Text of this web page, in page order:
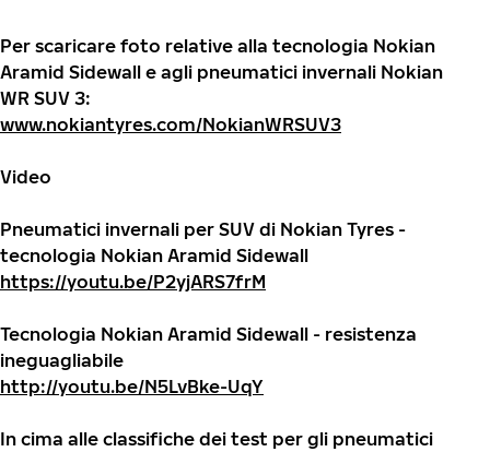
Per scaricare foto relative alla tecnologia Nokian
Aramid Sidewall e agli pneumatici invernali Nokian
WR SUV 3:
www.nokiantyres.com/NokianWRSUV3
Video
Pneumatici invernali per SUV di Nokian Tyres -
tecnologia Nokian Aramid Sidewall
https://youtu.be/P2yjARS7frM
Tecnologia Nokian Aramid Sidewall - resistenza
ineguagliabile
http://youtu.be/N5LvBke-UqY
In cima alle classifiche dei test per gli pneumatici